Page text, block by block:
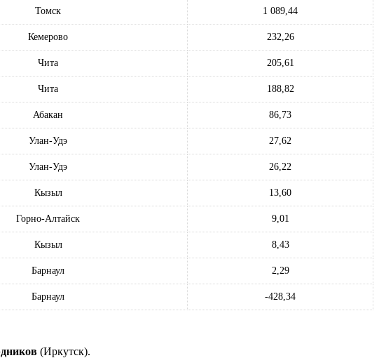
Томск 1 089,44
Кемерово 232,26
Чита 205,61
Чита 188,82
Абакан 86,73
Улан-Удэ 27,62
Улан-Удэ 26,22
Кызыл 13,60
Горно-Алтайск 9,01
Кызыл 8,43
Барнаул 2,29
Барнаул -428,34
(Иркутск).